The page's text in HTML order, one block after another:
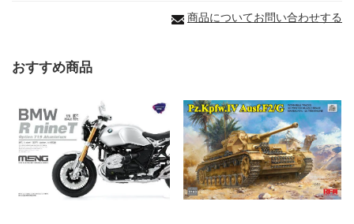
商品についてお問い合わせする
おすすめ商品